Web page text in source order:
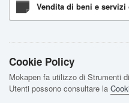
Vendita di beni e servizi
Cookie Policy
Mokapen fa utilizzo di Strumenti
Utenti possono consultare la